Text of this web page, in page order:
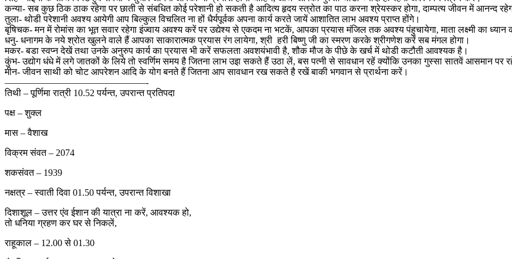
कन्या- सब कुछ ठिक ठाक रहेगा पर छाती से संबधित कोई परेशानी हो सकती है आदित्य हृदय स्त्रोत का पाठ करना श्रेयस्कर होगा, दाम्पत्य जीवन में आनन्द
तुला- थोडी परेशानी अवश्य आयेगी आप बिल्कुल विचलित ना हों धैर्यपूर्वक अपना कार्य करते जायें आशातित लाभ अवश्य प्राप्त होंगे।
बृषिचक- मन में रोमांस का भूत सवार रहेगा इंज्वाय अवश्य करें पर उद्येश्य से एकदम ना भटकें, आपका प्रयास मंजिल तक अवश्य पंहुचायेगा, माता लक्ष्मी का ध्यान
धनु- धनागम के नये श्रोत खुलने वाले हैं आपका साकारात्मक प्रयास रंग लायेगा, श्री हरी बिष्णु जी का स्मरण करके श्रीगणेश करें सब मंगल होगा।
मकर- बडा स्वप्न देखें तथा उनके अनुरुप कार्य का प्रयास भी करें सफलता अवशयंभावी है, शौक मौज के पीछे के खर्च में थोडी कटौती आवश्यक है।
कुंभ- उद्योग धंधे में लगे जातकों के लिये तो स्वर्णिम समय है जितना लाभ उइा सकते हैं उठा लें, बस पत्नी से सावधान रहें क्योंकि उनका गुस्सा सातवें आसमान पर
मीन- जीवन साथी को चोट आपरेशन आदि के योग बनते हैं जितना आप सावधान रख सकते है रखें बाकी भगवान से प्रार्थना करें।
———————————————-
तिथी – पूर्णिमा रात्री 10.52 पर्यन्त, उपरान्त प्रतिपदा
पक्ष – शुक्ल
मास – वैशाख
विक्रम संवत – 2074
शकसंवत – 1939
नक्षत्र – स्वाती दिवा 01.50 पर्यन्त, उपरान्त विशाखा
दिशाशूल – उत्तर एंव ईशान की यात्रा ना करें, आवश्यक हो,
तो धनिया ग्रहण कर घर से निकलें,
राहूकाल – 12.00 से 01.30